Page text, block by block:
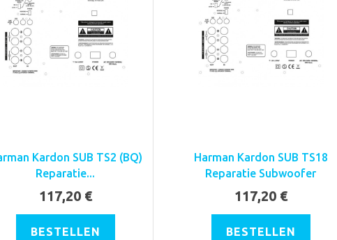
Kardon SUB TS2 (BQ)
Reparatie...
117,20 €
BESTELLEN
Harman Kardon SUB TS18
Reparatie Subwoofer
117,20 €
BESTELLEN